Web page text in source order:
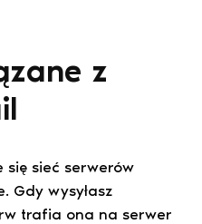
z
się sieć serwerów
Gdy wysyłasz
trafia ona na serwer